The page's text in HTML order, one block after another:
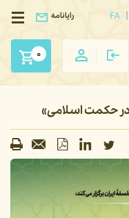
FA رایانامه
0
حکمت اسلامی»